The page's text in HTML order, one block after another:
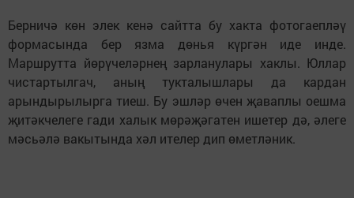
Берничә көн элек кенә сайтта бу хакта фотогаепләү
формасында бер язма дөнья күргән иде инде.
Маршрутта йөрүчеләрнең зарланулары хаклы. Юллар
чистартылгач, аның тукталышлары да кардан
арындырылырга тиеш. Бу эшләр өчен җаваплы оешма
җитәкчелеге гади халык мөрәҗәгатен ишетер дә, әлеге
мәсьәлә вакытында хәл ителер дип өметләник.